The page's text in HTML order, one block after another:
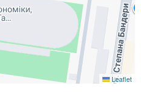
Leaflet